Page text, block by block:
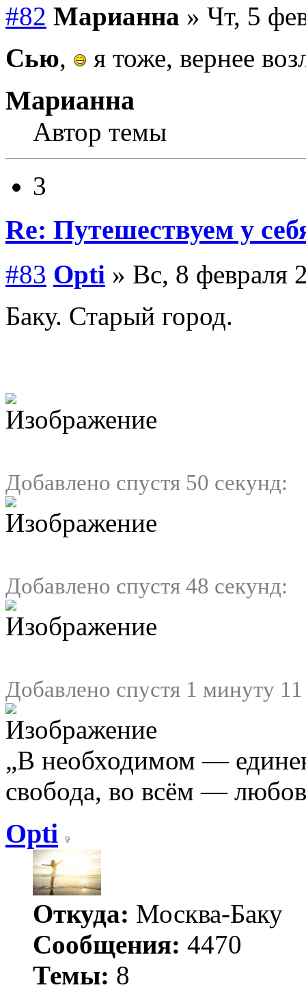
#82 Марианна » Чт, 5
Сью, я тоже, вернее
Марианна
Автор темы
3
Re: Путешествуем у
#83 Opti » Вс, 8 февраля
Баку. Старый город.
Добавлено спустя 50 секунд:
Добавлено спустя 48 секунд:
Добавлено спустя 1 минуту
„В необходимом —
свобода, во всём —
Opti
Откуда: Москва-Баку
Сообщения: 4470
Темы: 8